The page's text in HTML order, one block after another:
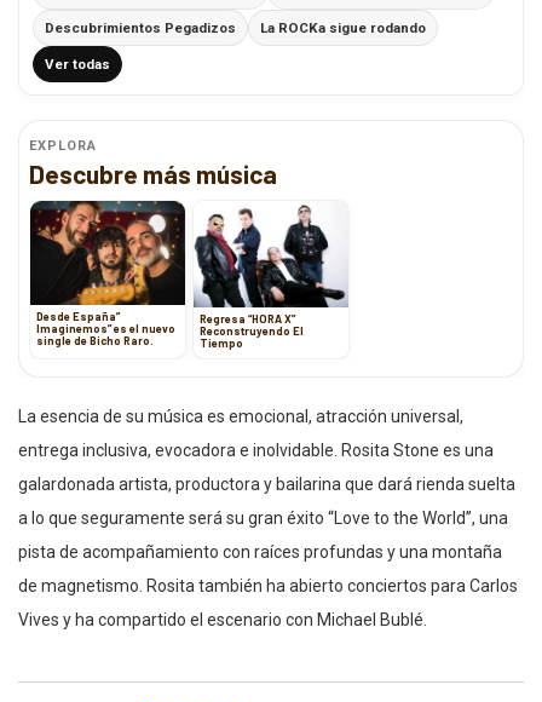
Descubrimientos Pegadizos La ROCKa sigue rodando
Ver todas
EXPLORA
Descubre más música
Desde España”
Imaginemos” es el nuevo
single de Bicho Raro.
Regresa “HORA X”
Reconstruyendo El
Tiempo
La esencia de su música es emocional, atracción universal,
entrega inclusiva, evocadora e inolvidable. Rosita Stone es una
galardonada artista, productora y bailarina que dará rienda suelta
a lo que seguramente será su gran éxito “Love to the World”, una
pista de acompañamiento con raíces profundas y una montaña
de magnetismo. Rosita también ha abierto conciertos para Carlos
Vives y ha compartido el escenario con Michael Bublé.